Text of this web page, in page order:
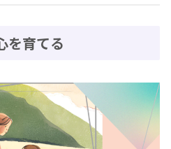
を育てる